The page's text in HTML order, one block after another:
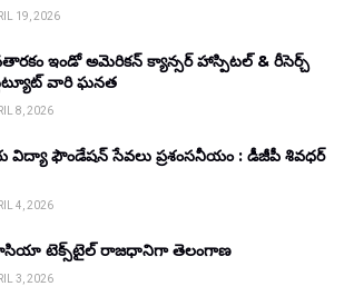
19, 2026
ఇండో అమెరికన్ క్యాన్సర్ హాస్పిటల్ & రీసెర్చ్
వారి ఘనత
8, 2026
విద్యా ఫౌండేషన్ సేవలు ప్రశంసనీయం : డీజీపీ శివధర్
4, 2026
టెక్స్‌టైల్ రాజధానిగా తెలంగాణ
3, 2026